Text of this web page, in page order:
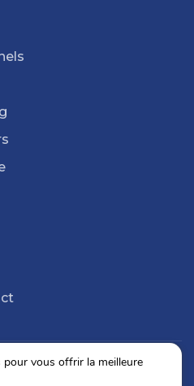
vous offrir la meilleure